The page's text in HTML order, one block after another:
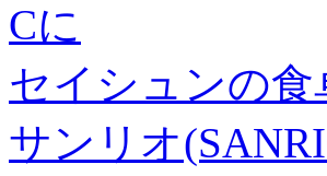
Cに
セイシュンの
サンリオ